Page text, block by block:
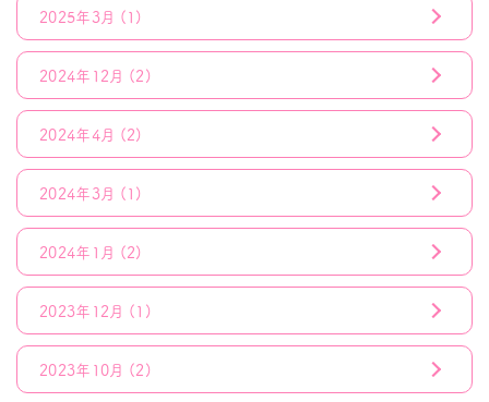
2025年3月 (1)
2024年12月 (2)
2024年4月 (2)
2024年3月 (1)
2024年1月 (2)
2023年12月 (1)
2023年10月 (2)